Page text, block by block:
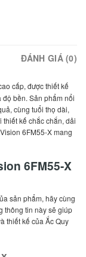
ĐÁNH GIÁ (0)
cấp, được thiết kế
bền. Sản phẩm nổi
cùng tuổi thọ dài,
kế chắc chắn, dải
6FM55-X mang
6FM55-X
sản phẩm, hãy cùng
thông tin này sẽ giúp
thiết kế của Ắc Quy